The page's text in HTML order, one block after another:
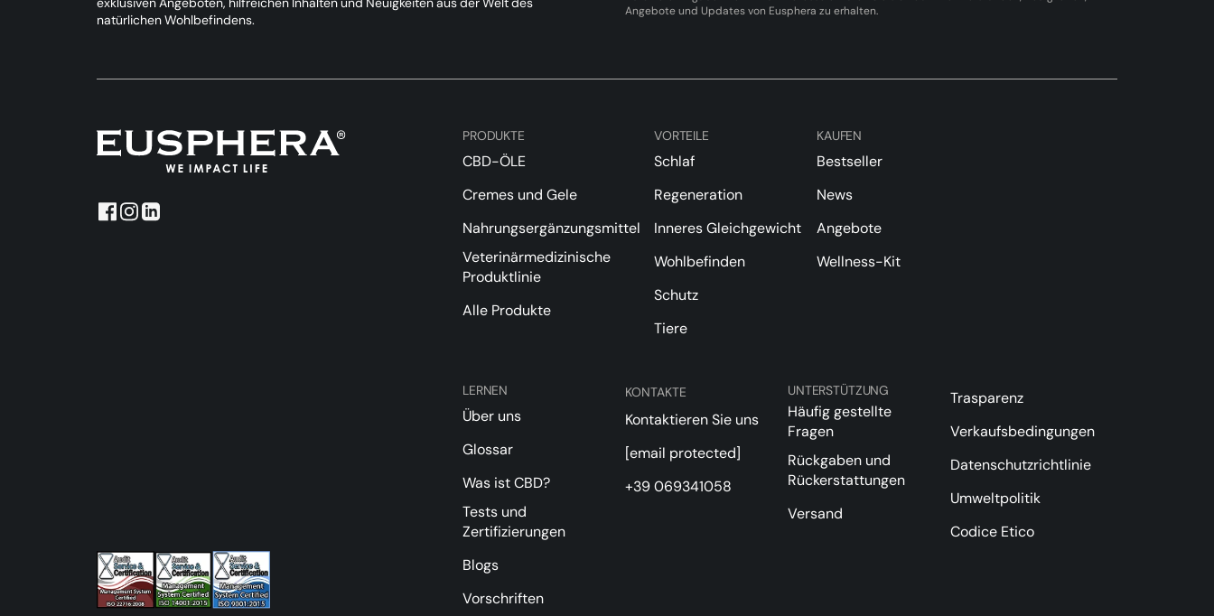
natürlichen Wohlbefindens.
Angebote und Updates von Eusphera zu erhalten.
PRODUKTE
CBD-ÖLE
Cremes und Gele
Nahrungsergänzungsmittel
Veterinärmedizinische
Produktlinie
Alle Produkte
VORTEILE
Schlaf
Regeneration
Inneres Gleichgewicht
Wohlbefinden
Schutz
Tiere
KAUFEN
Bestseller
News
Angebote
Wellness-Kit
LERNEN
Über uns
Glossar
Was ist CBD?
Tests und
Zertifizierungen
Blogs
Vorschriften
KONTAKTE
Kontaktieren Sie uns
[email protected]
+39 069341058
UNTERSTÜTZUNG
Häufig gestellte
Fragen
Rückgaben und
Rückerstattungen
Versand
Trasparenz
Verkaufsbedingungen
Datenschutzrichtlinie
Umweltpolitik
Codice Etico